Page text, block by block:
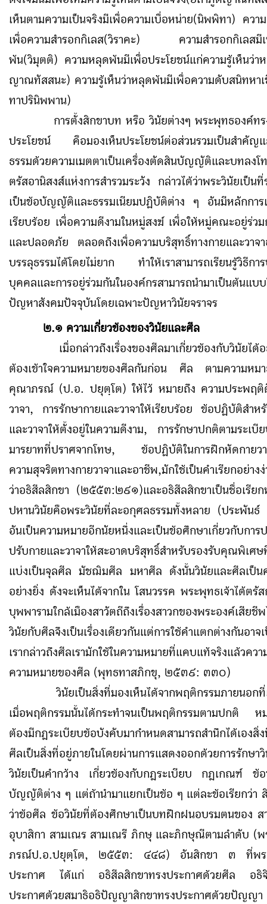
เห็นตามความเป็นจริงมีเพื่อความเบื่อหน่าย(นิพพิทา) ควา
เพื่อความสำรอกกิเลส(วิราคะ) ความสำรอกกิเลสมี
พ้น(วิมุตติ) ความหลุดพ้นมีเพื่อประโยชน์แก่ความรู้เห็นว่า
ญาณทัสสนะ) ความรู้เห็นว่าหลุดพ้นมีเพื่อความดับสนิทหา
ทาปรินิพพาน)
การตั้งสิกขาบท หรือ วินัยต่างๆ พระพุทธองค์ทรง
ประโยชน์ คือมองเห็นประโยชน์ต่อส่วนรวมเป็นสำคัญแ
ธรรมด้วยความเมตตาเป็นเครื่องตัดสินบัญญัติและบทลง
ตรัสอานิสงส์แห่งการสำรวมระวัง กล่าวได้ว่าพระวินัยเป็น
เป็นข้อบัญญัติและธรรมเนียมปฏิบัติต่าง ๆ อันมีหลักการ
เรียบร้อย เพื่อความดีงามในหมู่สงฆ์ เพื่อให้หมู่คณะอยู่ร่วม
และปลอดภัย ตลอดถึงเพื่อความบริสุทธิ์ทางกายและวาจา
บรรลุธรรมได้โดยไม่ยาก ทำให้เราสามารถเรียนรู้วิธีการ
บุคคลและการอยู่ร่วมกันในองค์กรสามารถนำมาเป็นต้นแบ
ปัญหาสังคมปัจจุบันโดยเฉพาะปัญหาวินัยจราจร
๒.๑ ความเกี่ยวข้องของวินัยและศีล
เมื่อกล่าวถึงเรื่องของศีลมาเกี่ยวข้องกับวินัยได้
ต้องเข้าใจความหมายของศีลกันก่อน ศีล ตามความหม
คุณาภรณ์ (ป.อ. ปยุตฺโต) ให้ไว้ หมายถึง ความประพฤติ
วาจา, การรักษากายและวาจาให้เรียบร้อย ข้อปฏิบัติสำห
และวาจาให้ตั้งอยู่ในความดีงาม, การรักษาปกติตามระเ
มารยาทที่ปราศจากโทษ, ข้อปฏิบัติในการฝึกหัดกายวา
ความสุจริตทางกายวาจาและอาชีพ,มักใช้เป็นคำเรียกอย่าง
ว่าอธิสีลสิกขา (๒๕๕๓:๒๙๑)และอธิสีลสิกขาเป็นชื่อเรีย
ปหานวินัยคือพระวินัยที่ละอกุศลธรรมทั้งหลาย (ประพัน
อันเป็นความหมายอีกนัยหนึ่งและเป็นข้อศึกษาเกี่ยวกับการ
ปรับกายและวาจาให้สะอาดบริสุทธิ์สำหรับรองรับคุณพิเศษ
แบ่งเป็นจุลศีล มัชฌิมศีล มหาศีล ดังนั้นวินัยและศีลเป็น
อย่างยิ่ง ดังจะเห็นได้จากใน โสนวรรค พระพุทธเจ้าได้ต
บุพพารามใกล้เมืองสาวัตถีถึงเรื่องสาวกของพระองค์เสียชี
วินัยกับศีลจึงเป็นเรื่องเดียวกันแต่การใช้คำแตกต่างกันอาจเ
เรากล่าวถึงศีลเรามักใช้ในความหมายที่แคบแท้จริงแล้วคว
ความหมายของศีล (พุทธทาสภิกขุ, ๒๕๓๙: ๓๓๐)
วินัยเป็นสิ่งที่มองเห็นได้จากพฤติกรรมภายนอกที่
เมื่อพฤติกรรมนั้นได้กระทำจนเป็นพฤติกรรมตามปกติ หม
ต้องมีกฎระเบียบข้อบังคับมากำหนดสามารถสำนึกได้เองสิ่ง
ศีลเป็นสิ่งที่อยู่ภายในโดยผ่านการแสดงออกด้วยการรัก
วินัยเป็นคำกว้าง เกี่ยวข้องกับกฎระเบียบ กฎเกณฑ์ ข้
บัญญัติต่าง ๆ แต่ถ้านำมาแยกเป็นข้อ ๆ แต่ละข้อเรียกว่า
ว่าข้อศีล ข้อวินัยที่ต้องศึกษาเป็นบทฝึกฝนอบรมตนของ ส
อุบาสิกา สามเณร สามเณรี ภิกษุ และภิกษุณีตามลำดับ (
ภรณ์ป.อ.ปยุตฺโต, ๒๕๕๓:
๔๔๘) อันสิกขา ๓ ที่พระ
ประกาศ ได้แก่ อธิสีลสิกขาทรงประกาศด้วยศีล อธิจิ
ประกาศด้วยสมาธิอธิปัญญาสิกขาทรงประกาศด้วยปัญญา